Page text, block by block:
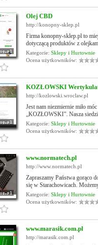
Olej CBD
http://konopny-sklep.pl
Firma konopny-sklep.pl to
dotyczącą produktów z
Kategorie: Sklepy i Hurtownie
Ocena użytkowników:
KOZŁOWSKI
http://kozlowski.wroclaw.pl
Jest nam niezmiernie miło
„KOZŁOWSKI”. Nasza
Kategorie: Sklepy i Hurtownie
Ocena użytkowników:
www.normatech.pl
http://www.normatech.pl
Zapraszamy Państwa gorąco
się w Starachowicach.
Kategorie: Sklepy i Hurtownie
Ocena użytkowników:
www.marasik.com.pl
http://marasik.com.pl